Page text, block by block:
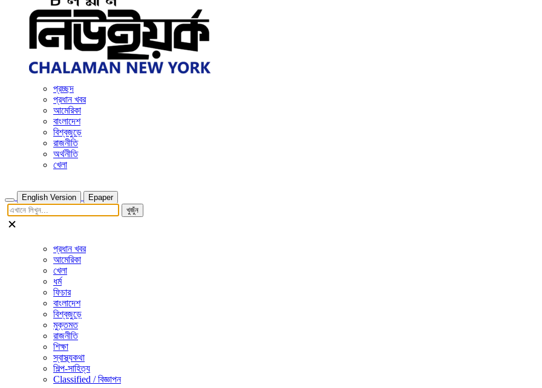
প্রচ্ছদ
প্রধান খবর
আমেরিকা
বাংলাদেশ
বিশ্বজুড়ে
রাজনীতি
অর্থনীতি
খেলা
English Version
Epaper
খুজুঁন
প্রধান খবর
আমেরিকা
খেলা
ধর্ম
ফিচার
বাংলাদেশ
বিশ্বজুড়ে
মুক্তমত
রাজনীতি
শিক্ষা
স্বাস্থ্যকথা
শিল্প-সাহিত্য
Classified / বিজ্ঞাপন